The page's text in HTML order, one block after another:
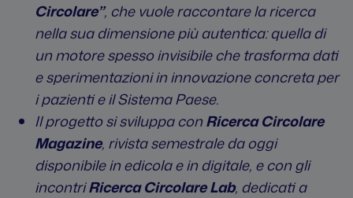
Circolare”, che vuole raccontare la ricerca
nella sua dimensione più autentica: quella di
un motore spesso invisibile che trasforma dati
e sperimentazioni in innovazione concreta per
i pazienti e il Sistema Paese.
Il progetto si sviluppa conRicerca Circolare
Magazine, rivista semestrale da oggi
disponibile in edicola e in digitale, e con gli
incontriRicerca Circolare Lab, dedicati a